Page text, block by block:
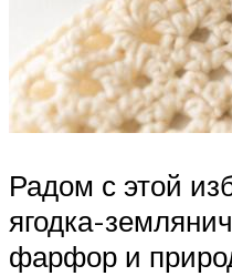
Радом с этой
ягодка-
фарфор и